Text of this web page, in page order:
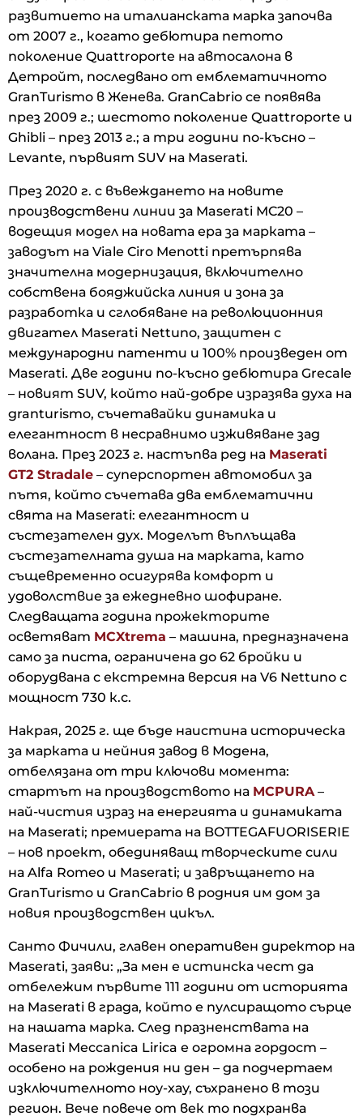
развитието на италианската марка започва
от 2007 г., когато дебютира петото
поколение Quattroporte на автосалона в
Детройт, последвано от емблематичното
GranTurismo в Женева. GranCabrio се появява
през 2009 г.; шестото поколение Quattroporte и
Ghibli – през 2013 г.; а три години по-късно –
Levante, първият SUV на Maserati.
През 2020 г. с въвеждането на новите
производствени линии за Maserati MC20 –
водещия модел на новата ера за марката –
заводът на Viale Ciro Menotti претърпява
значителна модернизация, включително
собствена бояджийска линия и зона за
разработка и сглобяване на революционния
двигател Maserati Nettuno, защитен с
международни патенти и 100% произведен от
Maserati. Две години по-късно дебютира Grecale
– новият SUV, който най-добре изразява духа на
granturismo, съчетавайки динамика и
елегантност в несравнимо изживяване зад
волана. През 2023 г. настъпва ред на Maserati
GT2 Stradale – суперспортен автомобил за
пътя, който съчетава два емблематични
свята на Maserati: елегантност и
състезателен дух. Моделът въплъщава
състезателната душа на марката, като
същевременно осигурява комфорт и
удоволствие за ежедневно шофиране.
Следващата година прожекторите
осветяват MCXtrema – машина, предназначена
само за писта, ограничена до 62 бройки и
оборудвана с екстремна версия на V6 Nettuno с
мощност 730 к.с.
Накрая, 2025 г. ще бъде наистина историческа
за марката и нейния завод в Модена,
отбелязана от три ключови момента:
стартът на производството на MCPURA–
най-чистия израз на енергията и динамиката
на Maserati; премиерата на BOTTEGAFUORISERIE
– нов проект, обединяващ творческите сили
на Alfa Romeo и Maserati; и завръщането на
GranTurismo и GranCabrio в родния им дом за
новия производствен цикъл.
Санто Фичили, главен оперативен директор на
Maserati, заяви: „За мен е истинска чест да
отбележим първите 111 години от историята
на Maserati в града, който е пулсиращото сърце
на нашата марка. След празненствата на
Maserati Meccanica Lirica е огромна гордост –
особено на рождения ни ден – да подчертаем
изключителното ноу-хау, съхранено в този
регион. Вече повече от век то подхранва